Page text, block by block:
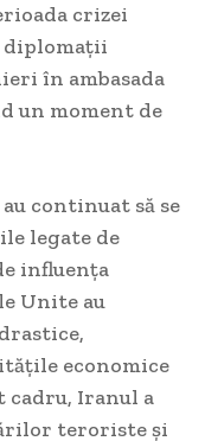
crizei
diplomații
în ambasada
un moment de
continuat să se
legate de
influența
Unite au
economice
cadru, Iranul a
teroriste și